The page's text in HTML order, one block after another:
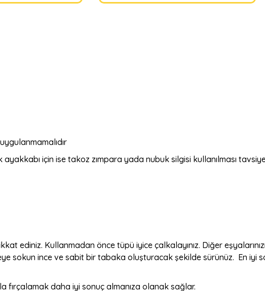
için ise takoz zımpara yada nubuk silgisi kullanılması
ediniz. Kullanmadan önce tüpü iyice çalkalayınız. Diğer
sokun ince ve sabit bir tabaka oluşturacak şekilde sürünüz. En iyi
fırçalamak daha iyi sonuç almanıza olanak sağlar.